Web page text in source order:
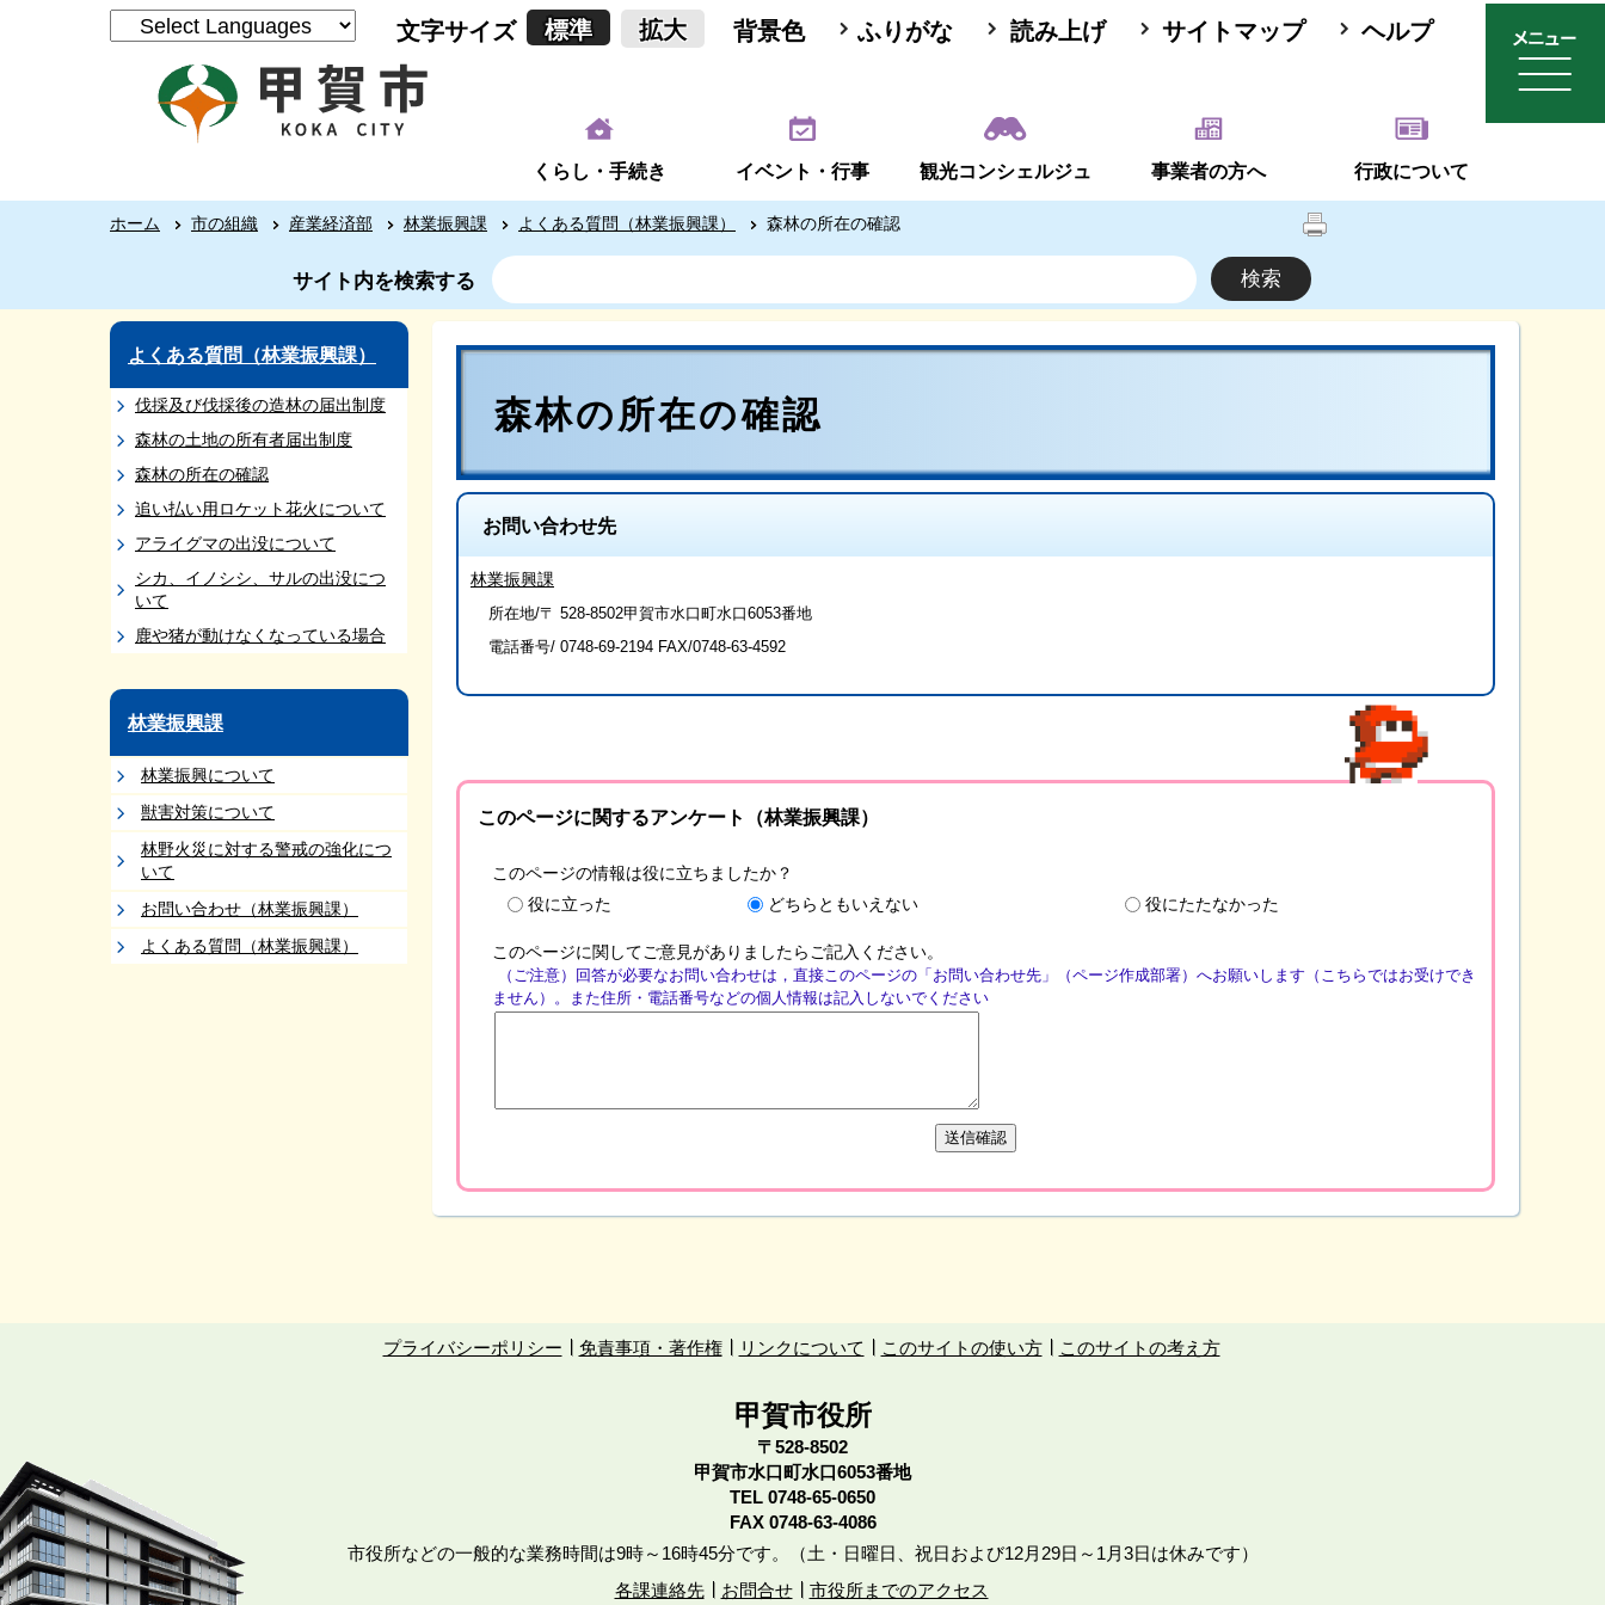
文字サイズ 標準 拡大 背景色 ふりがな 読み上げ サイトマップ ヘルプ
くらし・手続き イベント・行事 観光コンシェルジュ 事業者の方へ 行政について
ホーム 市の組織 産業経済部 林業振興課 よくある質問（林業振興課） 森林の所在の確認
サイト内を検索する
よくある質問（林業振興課）
伐採及び伐採後の造林の届出制度
森林の土地の所有者届出制度
森林の所在の確認
追い払い用ロケット花火について
アライグマの出没について
シカ、イノシシ、サルの出没につ
いて
鹿や猪が動けなくなっている場合
林業振興課
林業振興について
獣害対策について
林野火災に対する警戒の強化につ
いて
お問い合わせ（林業振興課）
よくある質問（林業振興課）
森林の所在の確認
お問い合わせ先
林業振興課
所在地/〒 528-8502甲賀市水口町水口6053番地
電話番号/ 0748-69-2194 FAX/0748-63-4592
このページに関するアンケート（林業振興課）
このページの情報は役に立ちましたか？
役に立った
どちらともいえない 役にたたなかった
このページに関してご意見がありましたらご記入ください。
（ご注意）回答が必要なお問い合わせは，直接このページの「お問い合わせ先」（ページ作成部署）へお願いします（こちらではお受けでき
ません）。また住所・電話番号などの個人情報は記入しないでください
プライバシーポリシー 免責事項・著作権 リンクについて このサイトの使い方 このサイトの考え方
甲賀市役所
〒528-8502
甲賀市水口町水口6053番地
TEL 0748-65-0650
FAX 0748-63-4086
市役所などの一般的な業務時間は9時～16時45分です。（土・日曜日、祝日および12月29日～1月3日は休みです）
各課連絡先
お問合せ 市役所までのアクセス